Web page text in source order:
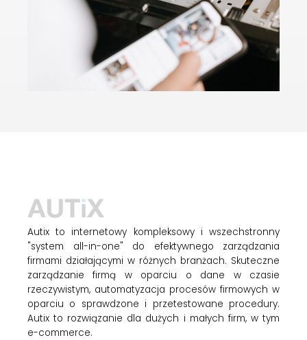
Autix to internetowy kompleksowy i wszechstronny
"system all-in-one" do efektywnego zarządzania
firmami działającymi w różnych branżach. Skuteczne
zarządzanie firmą w oparciu o dane w czasie
rzeczywistym, automatyzacja procesów firmowych w
oparciu o sprawdzone i przetestowane procedury.
Autix to rozwiązanie dla dużych i małych firm, w tym
e-commerce.